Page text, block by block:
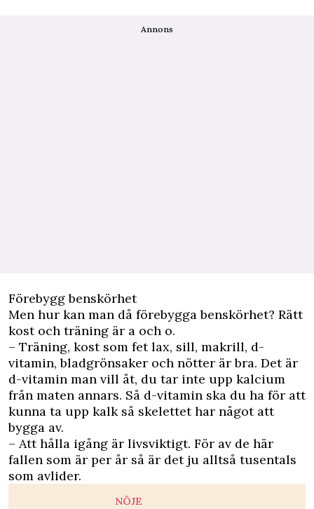
Annons
Förebygg benskörhet
Men hur kan man då förebygga benskörhet? Rätt
kost och träning är a och o.
– Träning, kost som fet lax, sill, makrill, d-
vitamin, bladgrönsaker och nötter är bra. Det är
d-vitamin man vill åt, du tar inte upp kalcium
från maten annars. Så d-vitamin ska du ha för att
kunna ta upp kalk så skelettet har något att
bygga av.
– Att hålla igång är livsviktigt. För av de här
fallen som är per år så är det ju alltså tusentals
som avlider.
NÖJE